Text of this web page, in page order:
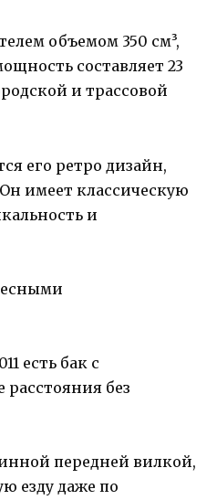
объемом 350 см³,
составляет 23
и трассовой
его ретро дизайн,
имеет классическую
и
есть бак с
расстояния без
передней вилкой,
езду даже по